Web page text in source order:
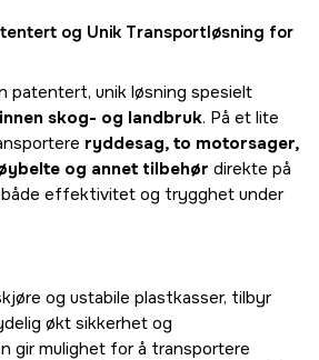
og Unik Transportløsning for
patentert, unik løsning spesielt
skog- og landbruk. På et lite
ryddesag, to motorsager,
og annet tilbehør direkte på
både effektivitet og trygghet under
og ustabile plastkasser, tilbyr
økt sikkerhet og
gir mulighet for å transportere